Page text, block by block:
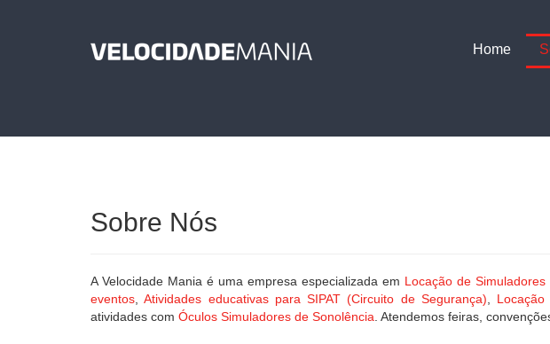
Home
Sobre Nós
A Velocidade Mania é uma empresa especializada em Locação de
eventos ,Atividades educativas para SIPAT (Circuito de Segurança) Locação
atividades com Óculos Simuladores de Sonolência . Atendemos feiras,